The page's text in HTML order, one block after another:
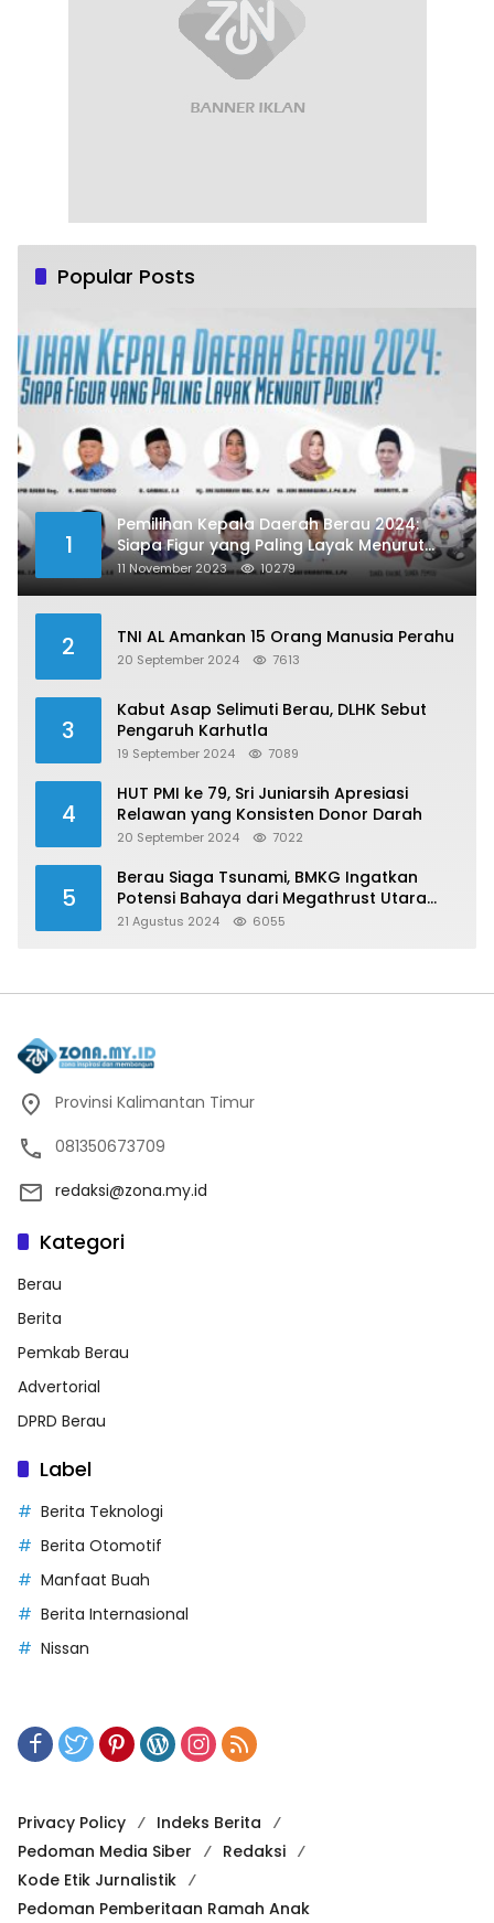
Popular Posts
1
Pemilihan Kepala Daerah Berau 2024:
Siapa Figur yang Paling Layak Menurut
Publik?
11 November 2023 10279
2 TNI AL Amankan 15 Orang Manusia Perahu
20 September 2024 7613
3
Kabut Asap Selimuti Berau, DLHK Sebut
Pengaruh Karhutla
19 September 2024 7089
4
HUT PMI ke 79, Sri Juniarsih Apresiasi
Relawan yang Konsisten Donor Darah
20 September 2024 7022
5
Berau Siaga Tsunami, BMKG Ingatkan
Potensi Bahaya dari Megathrust Utara
Sulawesi
21 Agustus 2024 6055
Provinsi Kalimantan Timur
081350673709
redaksi@zona.my.id
Kategori
Berau
Berita
Pemkab Berau
Advertorial
DPRD Berau
Label
Berita Teknologi
Berita Otomotif
Manfaat Buah
Berita Internasional
Nissan
Privacy Policy
Indeks Berita
Pedoman Media Siber
Redaksi
Kode Etik Jurnalistik
Pedoman Pemberitaan Ramah Anak